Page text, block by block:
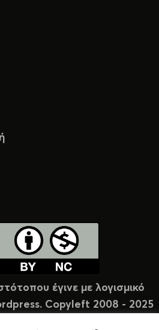
έγινε με λογισμικό
Copyleft 2008 - 2025